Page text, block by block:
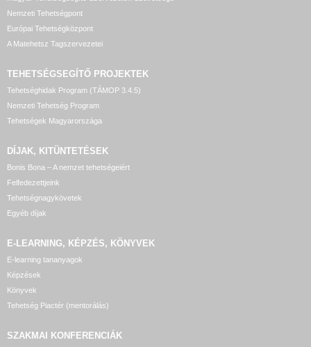
Nemzeti Tehetségpont
Európai Tehetségközpont
A Matehetsz Tagszervezetei
TEHETSÉGSEGÍTŐ PROJEKTEK
Tehetséghidak Program (TÁMOP 3.4.5)
Nemzeti Tehetség Program
Tehetségek Magyarországa
DÍJAK, KITÜNTETÉSEK
Bonis Bona – A nemzet tehetségeiért
Felfedezettjeink
Tehetségnagykövetek
Egyéb díjak
E-LEARNING, KÉPZÉS, KÖNYVEK
E-learning tananyagok
Képzések
Könyvek
Tehetség Piactér (mentorálás)
SZAKMAI KONFERENCIÁK